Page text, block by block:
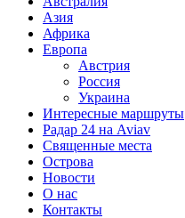
Азия
Африка
Европа
Австрия
Россия
Украина
Интересные маршруты
Радар 24 на Aviav
Священные места
Острова
Новости
О нас
Контакты